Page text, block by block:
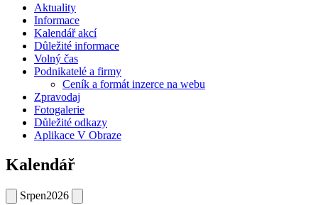
Aktuality
Informace
Kalendář akcí
Důležité informace
Volný čas
Podnikatelé a firmy
Ceník a formát inzerce na webu
Zpravodaj
Fotogalerie
Důležité odkazy
Aplikace V Obraze
Kalendář
Srpen2026